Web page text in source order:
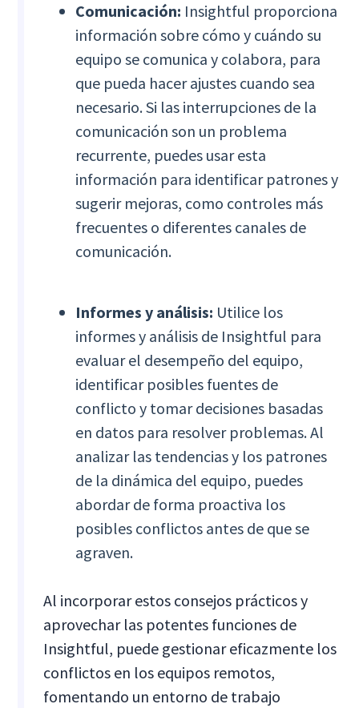
Comunicación: Insightful proporciona
información sobre cómo y cuándo su
equipo se comunica y colabora, para
que pueda hacer ajustes cuando sea
necesario. Si las interrupciones de la
comunicación son un problema
recurrente, puedes usar esta
información para identificar patrones y
sugerir mejoras, como controles más
frecuentes o diferentes canales de
comunicación.
Informes y análisis: Utilice los
informes y análisis de Insightful para
evaluar el desempeño del equipo,
identificar posibles fuentes de
conflicto y tomar decisiones basadas
en datos para resolver problemas. Al
analizar las tendencias y los patrones
de la dinámica del equipo, puedes
abordar de forma proactiva los
posibles conflictos antes de que se
agraven.
Al incorporar estos consejos prácticos y
aprovechar las potentes funciones de
Insightful, puede gestionar eficazmente los
conflictos en los equipos remotos,
fomentando un entorno de trabajo